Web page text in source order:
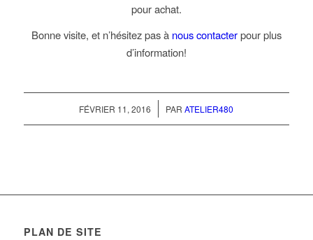
pour achat.
Bonne visite, et n’hésitez pas à nous contacterpour plus
d’information!
FÉVRIER 11, 2016
/ PARATELIER480
PLAN DE SITE